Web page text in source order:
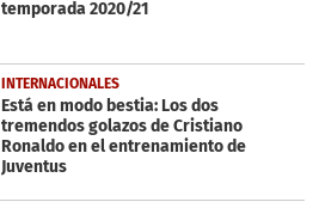
temporada 2020/21
INTERNACIONALES
Está en modo bestia: Los dos
tremendos golazos de Cristiano
Ronaldo en el entrenamiento de
Juventus